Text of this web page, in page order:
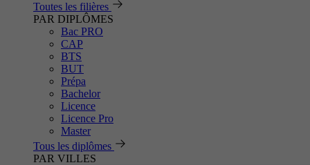
Toutes les filières
PAR DIPLÔMES
Bac PRO
CAP
BTS
BUT
Prépa
Bachelor
Licence
Licence Pro
Master
Tous les diplômes
PAR VILLES